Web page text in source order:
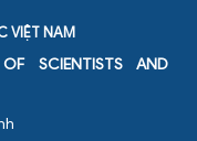
VIỆT NAM
SCIENTISTS AND